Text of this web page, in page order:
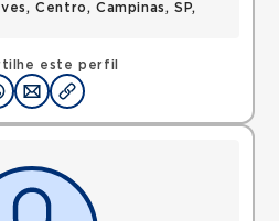
este perfil
Centro, Campinas, SP,